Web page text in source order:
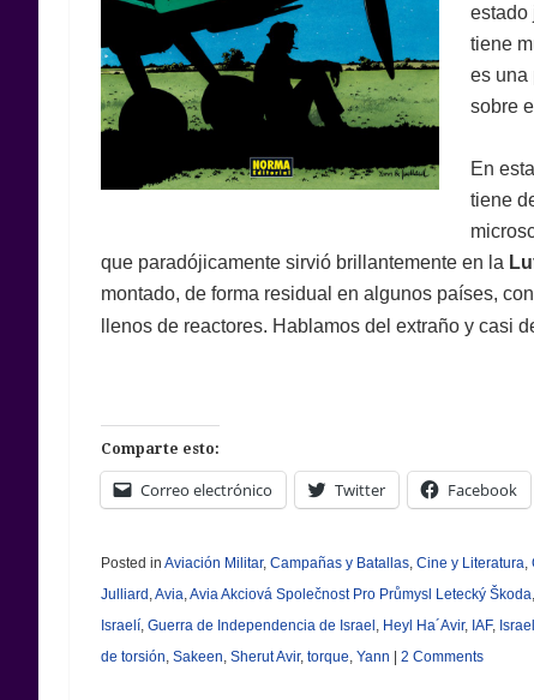
estado
tiene
es una
sobre
En
tiene
que paradójicamente sirvió brillantemente en la
montado, de forma residual en algunos países,
llenos de reactores. Hablamos del extraño y casi
Comparte esto:
Correo electrónico Twitter Facebook
Posted in Aviación Militar, Campañas y Batallas, Cine y Literatura,
Julliard,Avia,Avia Akciová Společnost Pro Průmysl Letecký Škoda,
Israelí, Guerra de Independencia de Israel, Heyl Ha´Avir, IAF, Israel
de torsión, Sakeen, Sherut Avir, torque, Yann | 2 Comments